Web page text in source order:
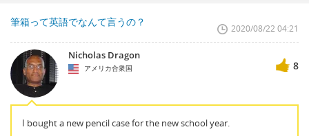
筆箱って英語でなんて言うの？
2020/08/22 04:21
Nicholas Dragon
アメリカ合衆国 8
I bought a new pencil case for the new school year.